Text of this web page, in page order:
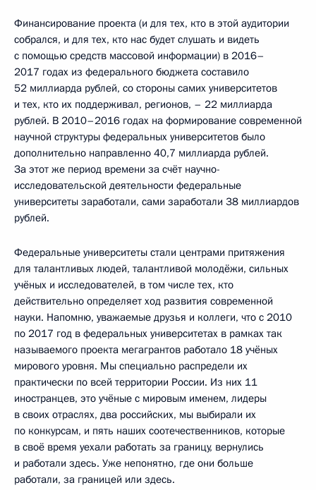
Финансирование проекта (и для тех, кто в этой аудитории
собрался, и для тех, кто нас будет слушать и видеть
с помощью средств массовой информации) в 2016–
2017 годах из федерального бюджета составило
52 миллиарда рублей, со стороны самих университетов
и тех, кто их поддерживал, регионов, – 22 миллиарда
рублей. В 2010–2016 годах на формирование современной
научной структуры федеральных университетов было
дополнительно направленно 40,7 миллиарда рублей.
За этот же период времени за счёт научно-
исследовательской деятельности федеральные
университеты заработали, сами заработали 38 миллиардов
рублей.
Федеральные университеты стали центрами притяжения
для талантливых людей, талантливой молодёжи, сильных
учёных и исследователей, в том числе тех, кто
действительно определяет ход развития современной
науки. Напомню, уважаемые друзья и коллеги, что с 2010
по 2017 год в федеральных университетах в рамках так
называемого проекта мегагрантов работало 18 учёных
мирового уровня. Мы специально распредели их
практически по всей территории России. Из них 11
иностранцев, это учёные с мировым именем, лидеры
в своих отраслях, два российских, мы выбирали их
по конкурсам, и пять наших соотечественников, которые
в своё время уехали работать за границу, вернулись
и работали здесь. Уже непонятно, где они больше
работали, за границей или здесь.